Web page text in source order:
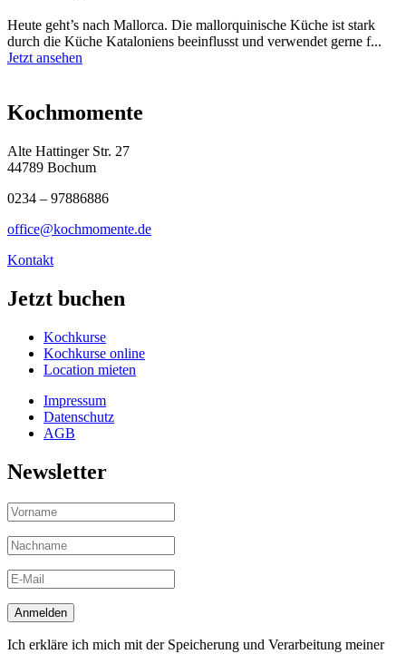
Heute geht’s nach Mallorca. Die mallorquinische Küche ist stark
durch die Küche Kataloniens beeinflusst und verwendet gerne f...
Jetzt ansehen
Kochmomente
Alte Hattinger Str. 27
44789 Bochum
0234 – 97886886
office@kochmomente.de
Kontakt
Jetzt buchen
Kochkurse
Kochkurse online
Location mieten
Impressum
Datenschutz
AGB
Newsletter
Ich erkläre ich mich mit der Speicherung und Verarbeitung meiner